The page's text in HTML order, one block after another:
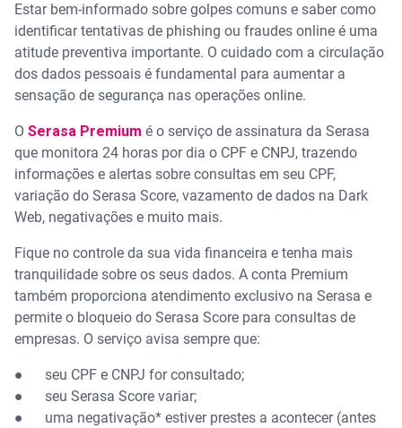
Estar bem-informado sobre golpes comuns e saber como
identificar tentativas de phishing ou fraudes online é uma
atitude preventiva importante. O cuidado com a circulação
dos dados pessoais é fundamental para aumentar a
sensação de segurança nas operações online.
O Serasa Premium é o serviço de assinatura da Serasa
que monitora 24 horas por dia o CPF e CNPJ, trazendo
informações e alertas sobre consultas em seu CPF,
variação do Serasa Score, vazamento de dados na Dark
Web, negativações e muito mais.
Fique no controle da sua vida financeira e tenha mais
tranquilidade sobre os seus dados. A conta Premium
também proporciona atendimento exclusivo na Serasa e
permite o bloqueio do Serasa Score para consultas de
empresas. O serviço avisa sempre que:
● seu CPF e CNPJ for consultado;
● seu Serasa Score variar;
● uma negativação* estiver prestes a acontecer (antes